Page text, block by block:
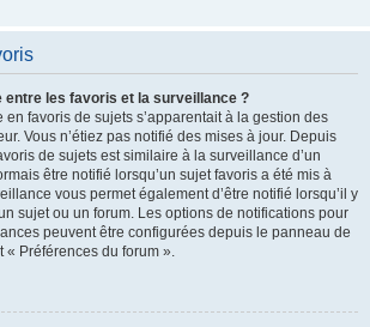
entre les favoris et la surveillance ?
en favoris de sujets s’apparentait à la gestion des
Vous n’étiez pas notifié des mises à jour. Depuis
de sujets est similaire à la surveillance d’un
être notifié lorsqu’un sujet favoris a été mis à
vous permet également d’être notifié lorsqu’il y
sujet ou un forum. Les options de notifications pour
peuvent être configurées depuis le panneau de
« Préférences du forum ».